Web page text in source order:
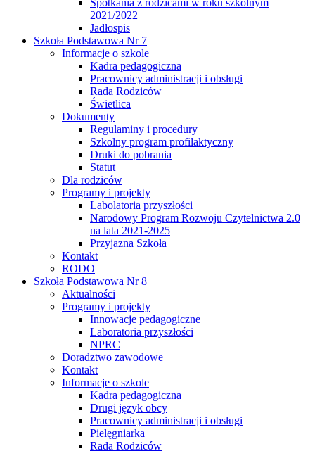
Spotkania z rodzicami w roku szkolnym
2021/2022
Jadłospis
Szkoła Podstawowa Nr 7
Informacje o szkole
Kadra pedagogiczna
Pracownicy administracji i obsługi
Rada Rodziców
Świetlica
Dokumenty
Regulaminy i procedury
Szkolny program profilaktyczny
Druki do pobrania
Statut
Dla rodziców
Programy i projekty
Labolatoria przyszłości
Narodowy Program Rozwoju Czytelnictwa 2.0
na lata 2021-2025
Przyjazna Szkoła
Kontakt
RODO
Szkoła Podstawowa Nr 8
Aktualności
Programy i projekty
Innowacje pedagogiczne
Laboratoria przyszłości
NPRC
Doradztwo zawodowe
Kontakt
Informacje o szkole
Kadra pedagogiczna
Drugi język obcy
Pracownicy administracji i obsługi
Pielęgniarka
Rada Rodziców